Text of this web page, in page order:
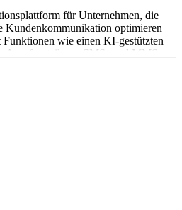
für Unternehmen, die
Kundenkommunikation optimieren
wie einen KI-gestützten
Anrufverteilung, SMS- und MMS-
Analyse-Tools. Die Preisgestaltung
Testzeitraum von 14 Tagen, gefolgt